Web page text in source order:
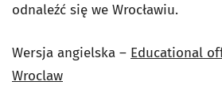
odnaleźć się we Wrocławiu.
Wersja angielska – Educational
Wroclaw